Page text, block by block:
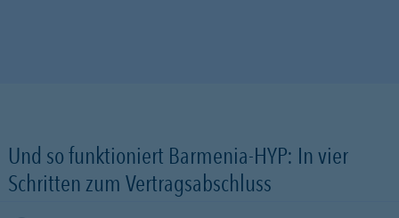
Und so funktioniert Barmenia-HYP: In vier
Schritten zum Vertragsabschluss